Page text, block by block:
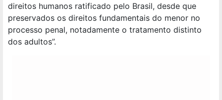
direitos humanos ratificado pelo Brasil, desde que
preservados os direitos fundamentais do menor no
processo penal, notadamente o tratamento distinto
dos adultos”.